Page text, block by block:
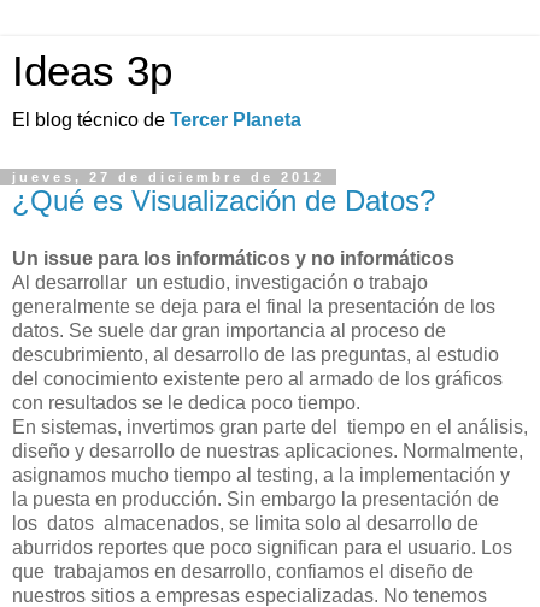
Ideas 3p
El blog técnico de Tercer Planeta
jueves, 27 de diciembre de 2012
¿Qué es Visualización de Datos?
Un issue para los informáticos y no informáticos
Al desarrollar un estudio, investigación o trabajo
generalmente se deja para el final la presentación de los
datos. Se suele dar gran importancia al proceso de
descubrimiento, al desarrollo de las preguntas, al estudio
del conocimiento existente pero al armado de los gráficos
con resultados se le dedica poco tiempo.
En sistemas, invertimos gran parte del
tiempo en el análisis,
diseño y desarrollo de nuestras aplicaciones. Normalmente,
asignamos mucho tiempo al testing, a la implementación y
la puesta en producción. Sin embargo la presentación de
los datos almacenados, se limita solo al desarrollo de
aburridos reportes que poco significan para el usuario. Los
que trabajamos en desarrollo, confiamos el diseño de
nuestros sitios a empresas especializadas. No tenemos